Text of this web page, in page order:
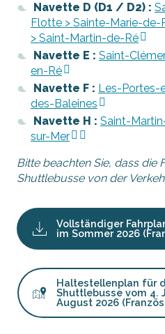
Navette D (D1 / D2) :
Flotte > Sainte-Marie-
> Saint-Martin-de-Ré
Navette E : Saint-
en-Ré
Navette F : Les-Portes-
des-Baleines
Navette H : Saint-
sur-Mer
Bitte beachten Sie, dass die
Shuttlebusse von der
Vollständiger
im Sommer 2026
Haltestellenplan für
Shuttlebusse vom 4.
August 2026